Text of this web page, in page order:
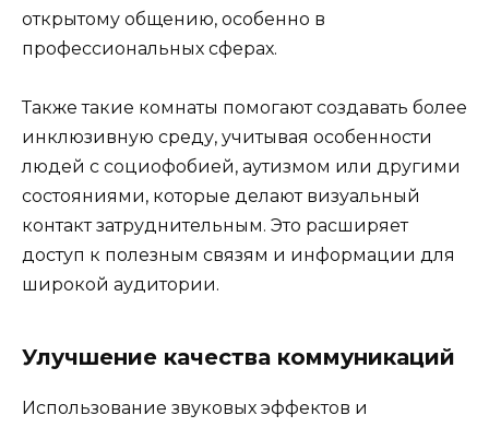
открытому общению, особенно в
профессиональных сферах.
Также такие комнаты помогают создавать более
инклюзивную среду, учитывая особенности
людей с социофобией, аутизмом или другими
состояниями, которые делают визуальный
контакт затруднительным. Это расширяет
доступ к полезным связям и информации для
широкой аудитории.
Улучшение качества коммуникаций
Использование звуковых эффектов и